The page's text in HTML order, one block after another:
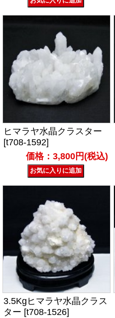
ヒマラヤ水晶クラスター
[t708-1592]
価格：3,800円(税込)
3.5Kgヒマラヤ水晶クラス
ター [t708-1526]